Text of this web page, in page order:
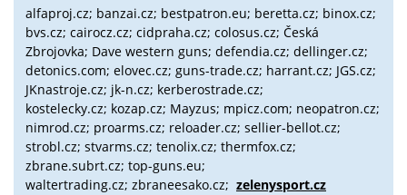
alfaproj.cz; banzai.cz; bestpatron.eu; beretta.cz; binox.cz;
bvs.cz; cairocz.cz; cidpraha.cz; colosus.cz; Česká
Zbrojovka; Dave western guns; defendia.cz; dellinger.cz;
detonics.com; elovec.cz; guns-trade.cz; harrant.cz; JGS.cz;
JKnastroje.cz; jk-n.cz; kerberostrade.cz;
kostelecky.cz; kozap.cz; Mayzus; mpicz.com; neopatron.cz;
nimrod.cz; proarms.cz; reloader.cz; sellier-bellot.cz;
strobl.cz; stvarms.cz; tenolix.cz; thermfox.cz;
zbrane.subrt.cz; top-guns.eu;
waltertrading.cz; zbraneesako.cz; zelenysport.cz